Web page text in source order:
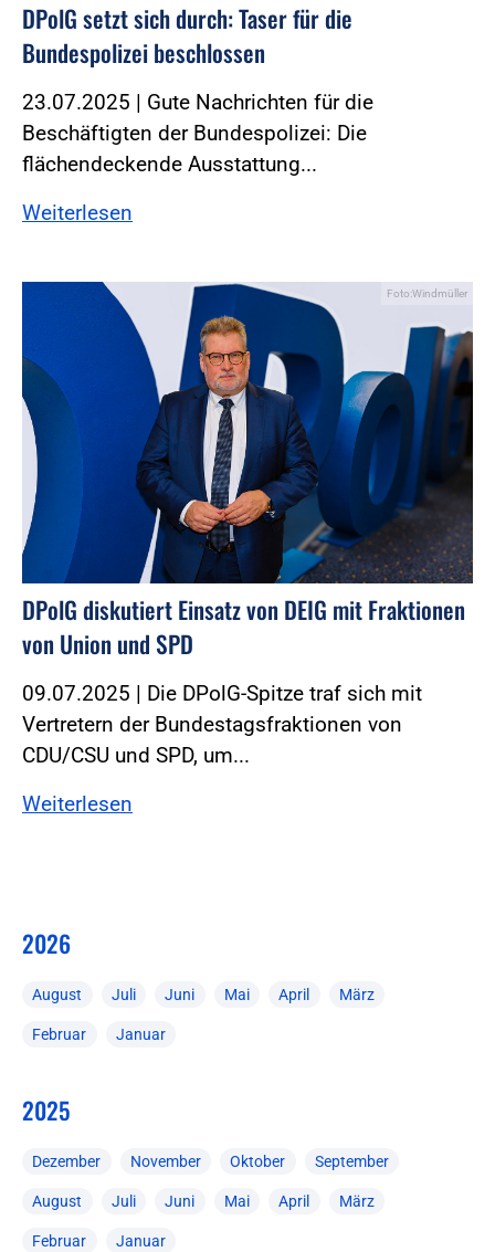
DPolG setzt sich durch: Taser für die
Bundespolizei beschlossen
23.07.2025 | Gute Nachrichten für die
Beschäftigten der Bundespolizei: Die
flächendeckende Ausstattung...
Weiterlesen
Foto:Windmüller
DPolG diskutiert Einsatz von DEIG mit Fraktionen
von Union und SPD
09.07.2025 | Die DPolG-Spitze traf sich mit
Vertretern der Bundestagsfraktionen von
CDU/CSU und SPD, um...
Weiterlesen
2026
August Juli Juni Mai April März
Februar Januar
2025
Dezember November Oktober September
August Juli Juni Mai April März
Februar Januar